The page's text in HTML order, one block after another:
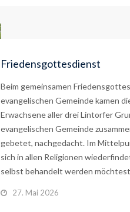
Friedensgottesdienst
Beim gemeinsamen
evangelischen Gemeinde kamen
Erwachsene aller drei Lintorfer
evangelischen Gemeinde
gebetet, nachgedacht. Im
sich in allen Religionen
selbst behandelt werden
27. Mai 2026